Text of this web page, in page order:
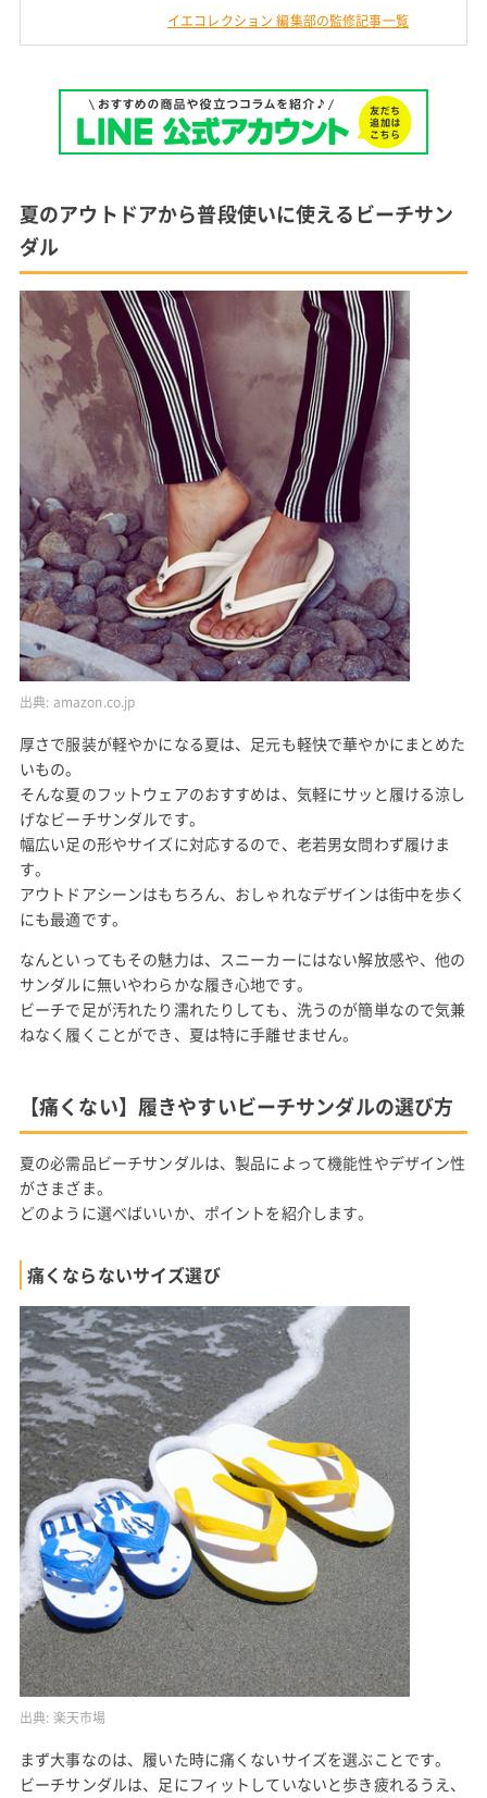
イエコレクション 編集部の監修記事一覧
夏のアウトドアから普段使いに使えるビーチサン
ダル
出典: amazon.co.jp
厚さで服装が軽やかになる夏は、足元も軽快で華やかにまとめた
いもの。
そんな夏のフットウェアのおすすめは、気軽にサッと履ける涼し
げなビーチサンダルです。
幅広い足の形やサイズに対応するので、老若男女問わず履けま
す。
アウトドアシーンはもちろん、おしゃれなデザインは街中を歩く
にも最適です。
なんといってもその魅力は、スニーカーにはない解放感や、他の
サンダルに無いやわらかな履き心地です。
ビーチで足が汚れたり濡れたりしても、洗うのが簡単なので気兼
ねなく履くことができ、夏は特に手離せません。
【痛くない】履きやすいビーチサンダルの選び方
夏の必需品ビーチサンダルは、製品によって機能性やデザイン性
がさまざま。
どのように選べばいいか、ポイントを紹介します。
痛くならないサイズ選び
出典: 楽天市場
まず大事なのは、履いた時に痛くないサイズを選ぶことです。
ビーチサンダルは、足にフィットしていないと歩き疲れるうえ、